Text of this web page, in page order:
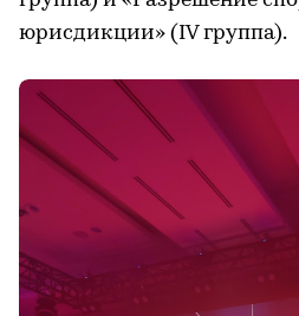
юрисдикции» (IV группа).